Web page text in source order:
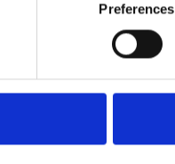
Preferences
RESEGOTTI SERGIO